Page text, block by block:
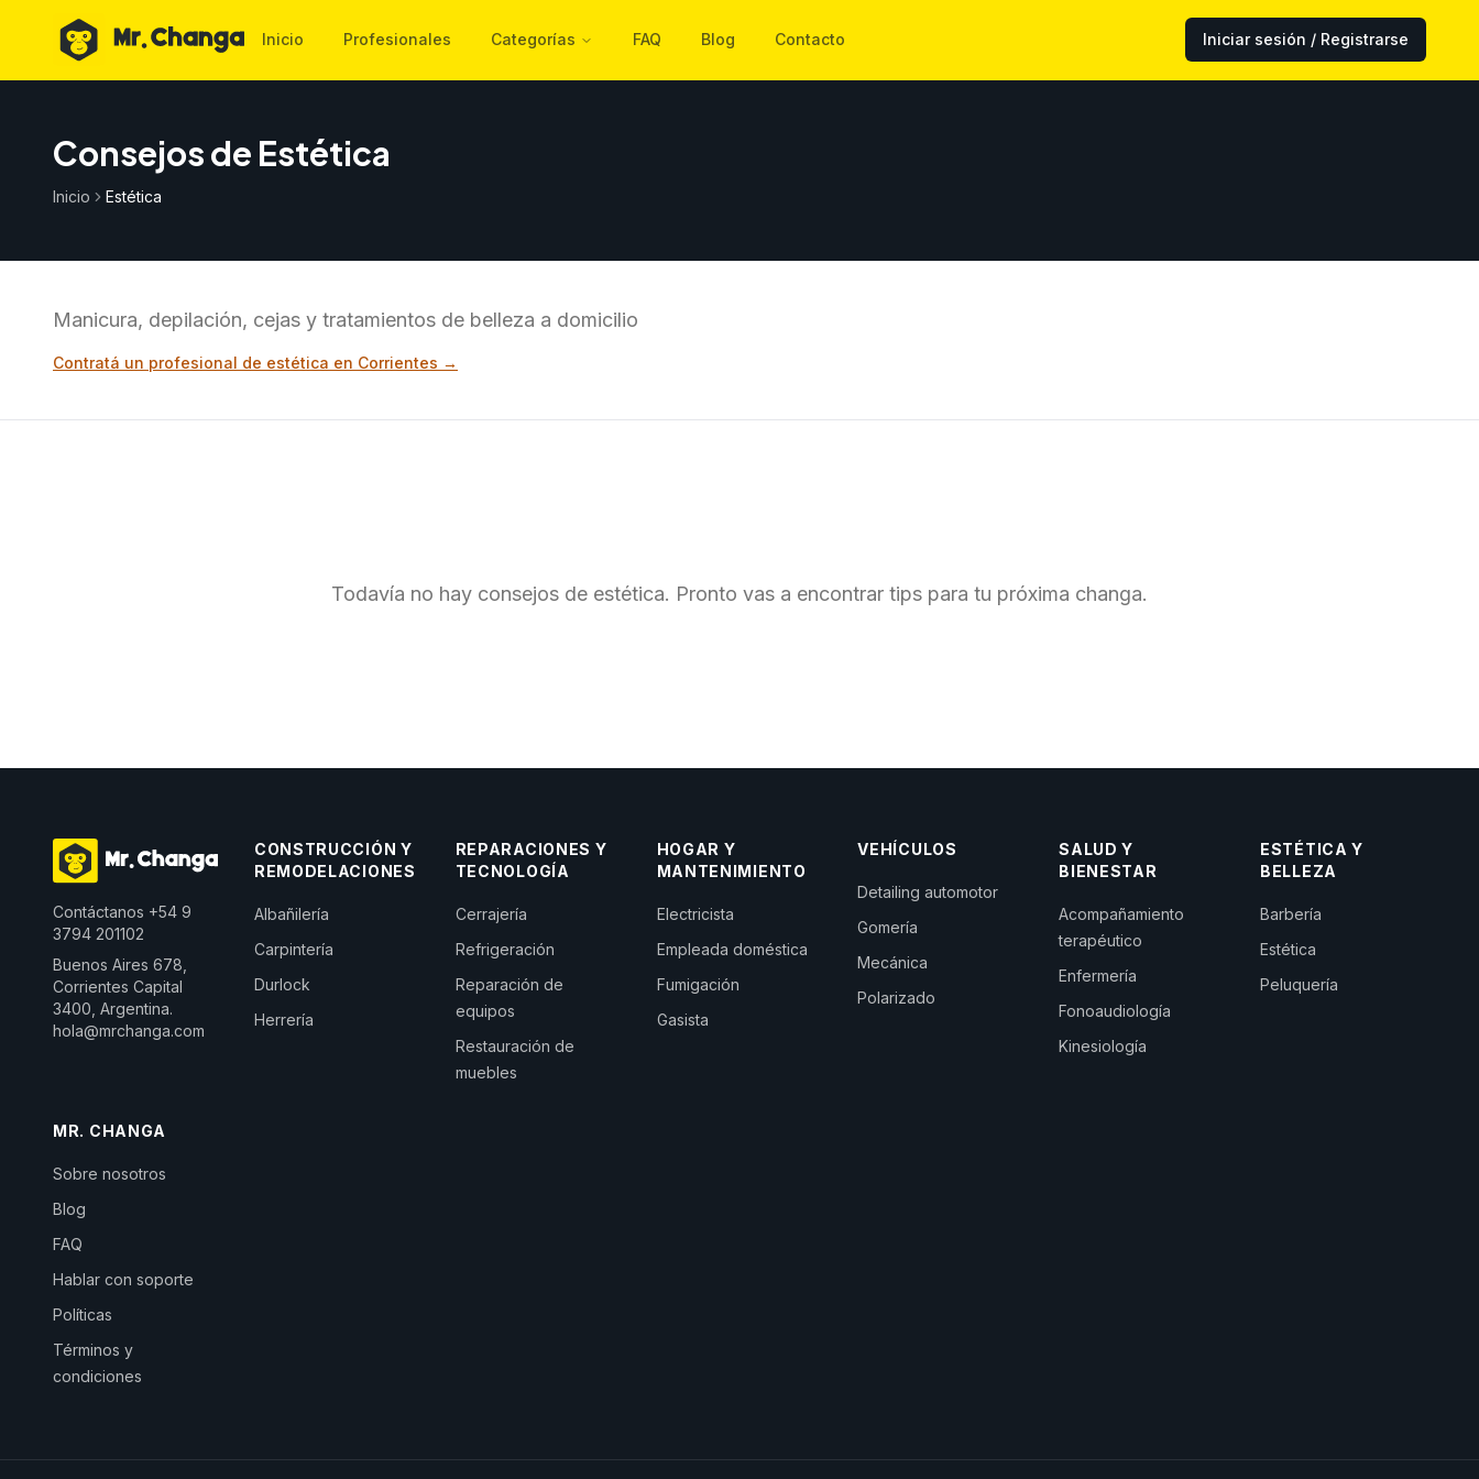
Inicio Profesionales Categorías FAQ Blog Contacto Iniciar sesión / Registrarse
Consejos de Estética
Inicio Estética
Manicura, depilación, cejas y tratamientos de belleza a domicilio
Contratá un profesional de estética en Corrientes →
Todavía no hay consejos de estética. Pronto vas a encontrar tips para tu próxima changa.
Contáctanos +54 9
3794 201102
Buenos Aires 678,
Corrientes Capital
3400, Argentina.
hola@mrchanga.com
CONSTRUCCIÓN Y
REMODELACIONES
Albañilería
Carpintería
Durlock
Herrería
REPARACIONES Y
TECNOLOGÍA
Cerrajería
Refrigeración
Reparación de
equipos
Restauración de
muebles
HOGAR Y
MANTENIMIENTO
Electricista
Empleada doméstica
Fumigación
Gasista
VEHÍCULOS
Detailing automotor
Gomería
Mecánica
Polarizado
SALUD Y
BIENESTAR
Acompañamiento
terapéutico
Enfermería
Fonoaudiología
Kinesiología
ESTÉTICA Y
BELLEZA
Barbería
Estética
Peluquería
MR. CHANGA
Sobre nosotros
Blog
FAQ
Hablar con soporte
Políticas
Términos y
condiciones